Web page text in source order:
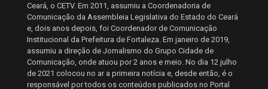
Ceará, o CETV. Em 2011, assumiu a Coordenadoria de
Comunicação da Assembleia Legislativa do Estado do Ceará
e, dois anos depois, foi Coordenador de Comunicação
Institucional da Prefeitura de Fortaleza. Em janeiro de 2019,
assumiu a direção de Jornalismo do Grupo Cidade de
Comunicação, onde atuou por 2 anos e meio. No dia 12 julho
de 2021 colocou no ar a primeira notícia e, desde então, é o
responsável por todos os conteúdos publicados no Portal